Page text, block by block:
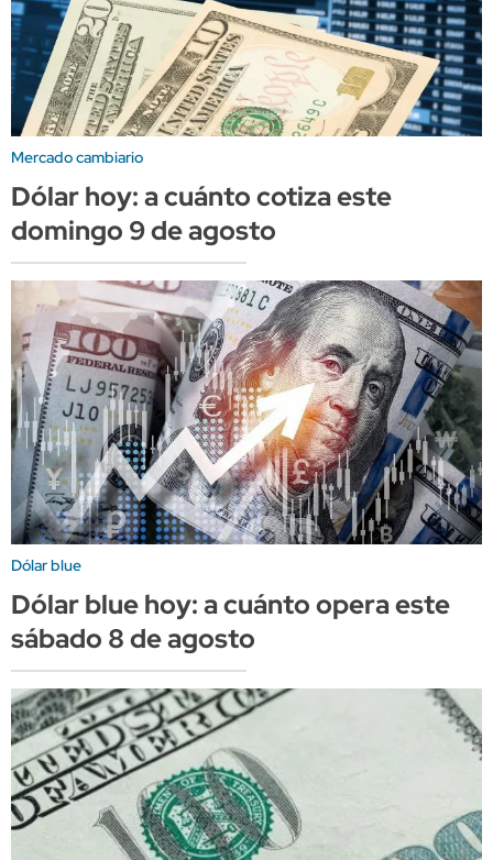
Mercado cambiario
Dólar hoy: a cuánto cotiza este
domingo 9 de agosto
Dólar blue
Dólar blue hoy: a cuánto opera este
sábado 8 de agosto